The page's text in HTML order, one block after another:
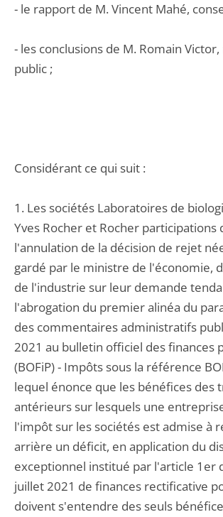
- le rapport de M. Vincent Mahé,
- les conclusions de M. Romain
public ;
Considérant ce qui suit :
1. Les sociétés Laboratoires de
Yves Rocher et Rocher participations
l'annulation de la décision de rejet
gardé par le ministre de l'économie,
de l'industrie sur leur demande
l'abrogation du premier alinéa du
des commentaires administratifs
2021 au bulletin officiel des finances
(BOFiP) - Impôts sous la référence
lequel énonce que les bénéfices des
antérieurs sur lesquels une
l'impôt sur les sociétés est admise à
arrière un déficit, en application du
exceptionnel institué par l'article 1er
juillet 2021 de finances rectificative
doivent s'entendre des seuls